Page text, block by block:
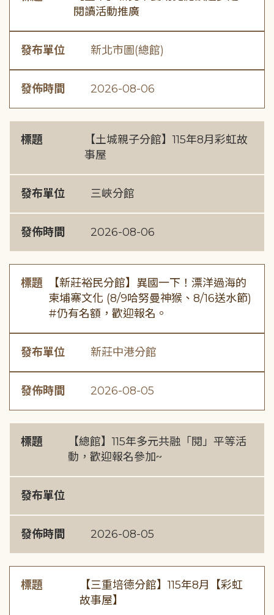
閱讀活動推廣
發布單位 新北市圖(總館)
發佈時間 2026-08-06
標題
【土城親子分館】115年8月彩虹故
事屋
發布單位 三峽分館
發佈時間 2026-08-06
標題
【新莊裕民分館】異國一下！漂洋過海的
柬埔寨文化 (8/9哈努曼神猴、8/16送水節)
#仍有名額，歡迎報名。
發布單位 新莊中港分館
發佈時間 2026-08-05
標題
【總館】115年多元共融「閱」平等活
動，歡迎報名參加~
發布單位
發佈時間 2026-08-05
標題
【三重培德分館】115年8月【彩虹
故事屋】